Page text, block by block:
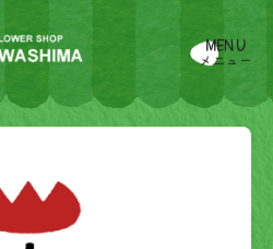
MENU
メニュー